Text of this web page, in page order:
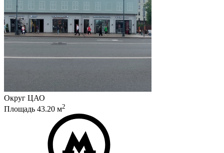
Округ ЦАО
Площадь 43.20 м2